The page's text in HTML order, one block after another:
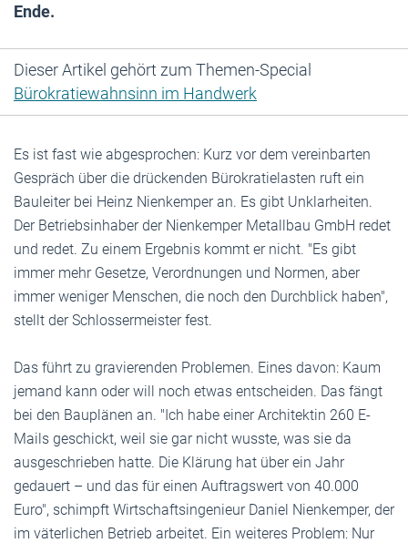
Ende.
Dieser Artikel gehört zum Themen-Special
Bürokratiewahnsinn im Handwerk
Es ist fast wie abgesprochen: Kurz vor dem vereinbarten
Gespräch über die drückenden Bürokratielasten ruft ein
Bauleiter bei Heinz Nienkemper an. Es gibt Unklarheiten.
Der Betriebsinhaber der Nienkemper Metallbau GmbH redet
und redet. Zu einem Ergebnis kommt er nicht. "Es gibt
immer mehr Gesetze, Verordnungen und Normen, aber
immer weniger Menschen, die noch den Durchblick haben",
stellt der Schlossermeister fest.
Das führt zu gravierenden Problemen. Eines davon: Kaum
jemand kann oder will noch etwas entscheiden. Das fängt
bei den Bauplänen an. "Ich habe einer Architektin 260 E-
Mails geschickt, weil sie gar nicht wusste, was sie da
ausgeschrieben hatte. Die Klärung hat über ein Jahr
gedauert – und das für einen Auftragswert von 40.000
Euro", schimpft Wirtschaftsingenieur Daniel Nienkemper, der
im väterlichen Betrieb arbeitet. Ein weiteres Problem: Nur